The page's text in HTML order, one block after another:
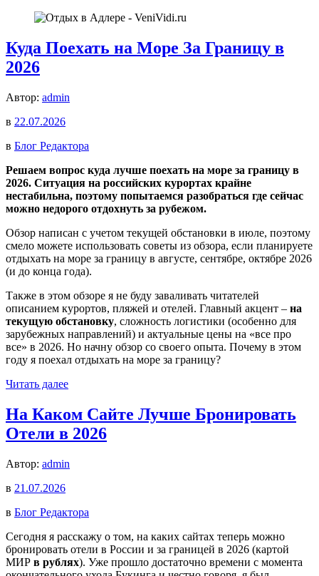
Куда Поехать на Море За Границу в
2026
Автор: admin
в 22.07.2026
в Блог Редактора
Решаем вопрос куда лучше поехать на море за границу в
2026. Ситуация на российских курортах крайне
нестабильна, поэтому попытаемся разобраться где сейчас
можно недорого отдохнуть за рубежом.
Обзор написан с учетом текущей обстановки в июле, поэтому
смело можете использовать советы из обзора, если планируете
отдыхать на море за границу в августе, сентябре, октябре 2026
(и до конца года).
Также в этом обзоре я не буду заваливать читателей
описанием курортов, пляжей и отелей. Главный акцент – на
текущую обстановку, сложность логистики (особенно для
зарубежных направлений) и актуальные цены на «все про
все» в 2026. Но начну обзор со своего опыта. Почему в этом
году я поехал отдыхать на море за границу?
Читать далее
На Каком Сайте Лучше Бронировать
Отели в 2026
Автор: admin
в 21.07.2026
в Блог Редактора
Сегодня я расскажу о том, на каких сайтах теперь можно
бронировать отели в России и за границей в 2026 (картой
МИР в рублях). Уже прошло достаточно времени с момента